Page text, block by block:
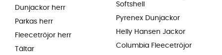
Dunjackor herr
Parkas herr
Fleecetröjor herr
Tältar
Softshell
Pyrenex Dunjackor
Helly Hansen Jackor
Columbia Fleecetröjor